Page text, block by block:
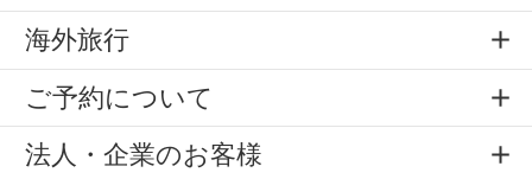
海外旅行
ご予約について
法人・企業のお客様